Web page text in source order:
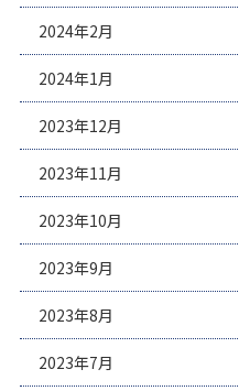
2024年2月
2024年1月
2023年12月
2023年11月
2023年10月
2023年9月
2023年8月
2023年7月